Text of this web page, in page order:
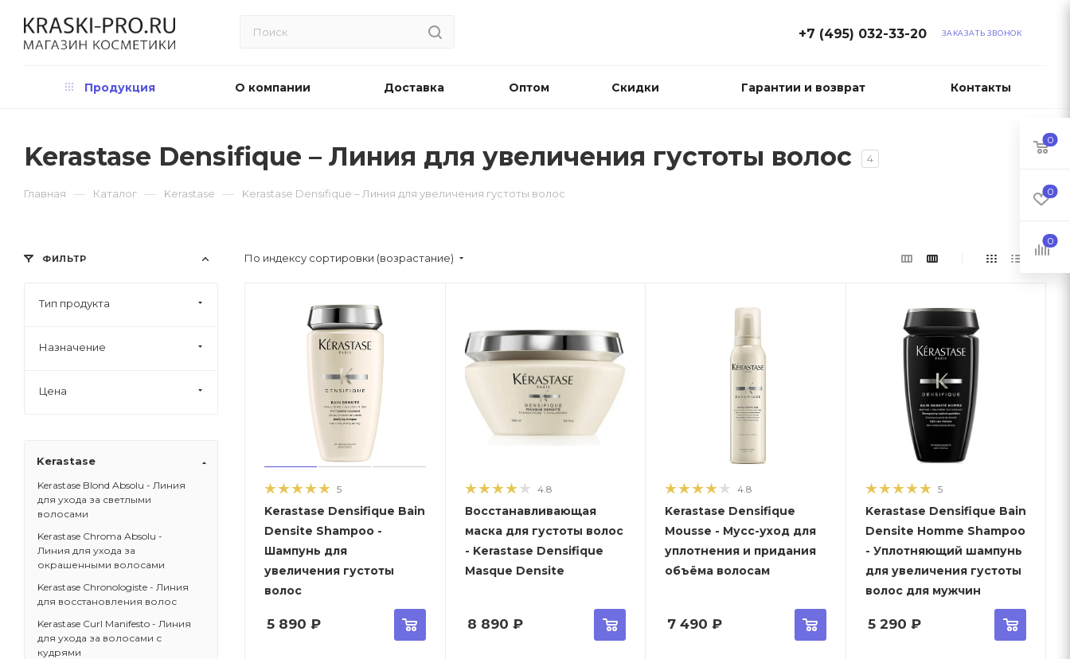
+7 (495) 032-33-20 ЗАКАЗАТЬ ЗВОНОК
Продукция О компании Доставка Оптом Скидки Гарантии и возврат Контакты
Kerastase Densifique – Линия для увеличения густоты волос 4
Главная — Каталог — Kerastase — Kerastase Densifique – Линия для увеличения густоты волос
По индексу сортировки (возрастание)
5
Kerastase Densifique Bain
Densite Shampoo -
Шампунь для
увеличения густоты
волос
5 890 ₽
4.8
Восстанавливающая
маска для густоты волос
- Kerastase Densifique
Masque Densite
8 890 ₽
4.8
Kerastase Densifique
Mousse - Мусс-уход для
уплотнения и придания
объёма волосам
7 490 ₽
5
Kerastase Densifique Bain
Densite Homme Shampoo
- Уплотняющий шампунь
для увеличения густоты
волос для мужчин
5 290 ₽
ФИЛЬТР
Тип продукта
Назначение
Цена
Kerastase
Kerastase Blond Absolu - Линия
для ухода за светлыми
волосами
Kerastase Chroma Absolu -
Линия для ухода за
окрашенными волосами
Kerastase Chronologiste - Линия
для восстановления волос
Kerastase Curl Manifesto - Линия
для ухода за волосами с
кудрями
0
0
0